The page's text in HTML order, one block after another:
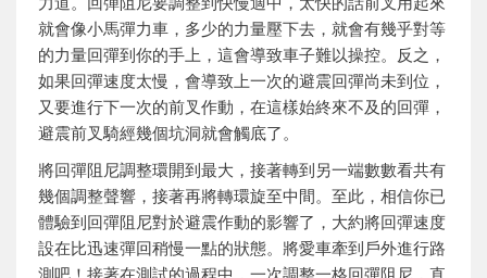
就會像小馬彈力車，多少的力量壓下去，就會有幾乎對等
的力量回彈到你的手上，這會導致車子難以操控。反之，
如果回彈速度太慢，會導致上一次的避震回彈尚未到位，
又要進行下一次的前叉作動，在這樣始終來不及的回彈，
避震前叉騎經幾個坑洞就會觸底了。
將回彈阻尼調整環開到最大，接著轉到另一端數數看共有
幾個調整聲響，接著再將轉環旋至中間。至此，相信你已
體驗到回彈阻尼對於避震作動的影響了，大約將回彈速度
設在比迅速彈回稍慢一點的狀態。將愛車牽到戶外進行路
測吧！接著在測試的過程中，一次調整一格回彈阻尼，直